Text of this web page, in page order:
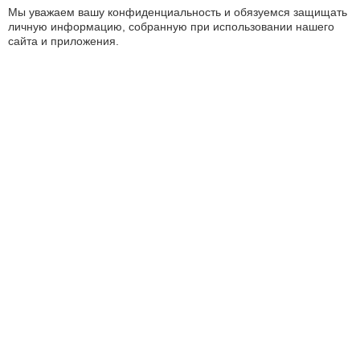
Мы уважаем вашу конфиденциальность и обязуемся защищать
личную информацию, собранную при использовании нашего
сайта и приложения.